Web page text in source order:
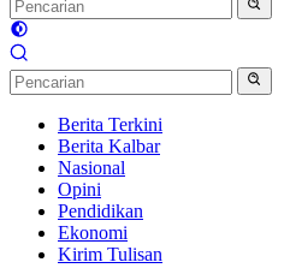
Berita Terkini
Berita Kalbar
Nasional
Opini
Pendidikan
Ekonomi
Kirim Tulisan